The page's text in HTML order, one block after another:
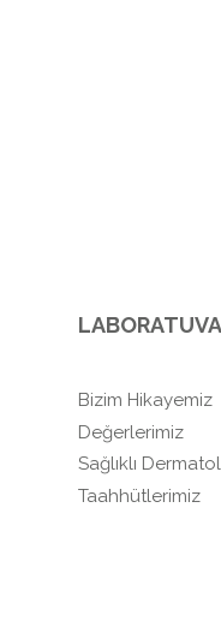
Bizim Hikayemiz
Değerlerimiz
Sağlıklı
Taahhütlerimiz